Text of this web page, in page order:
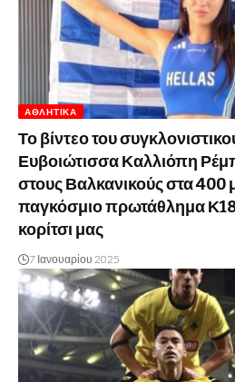
ΑΘΛΗΤΙΚΆ
Το βίντεο του
Ευβοιώτισσα Καλλιόπη
στους Βαλκανικούς στα 400
παγκόσμιο πρωτάθλημα
κορίτσι μας
7 Ιανουαρίου 2025